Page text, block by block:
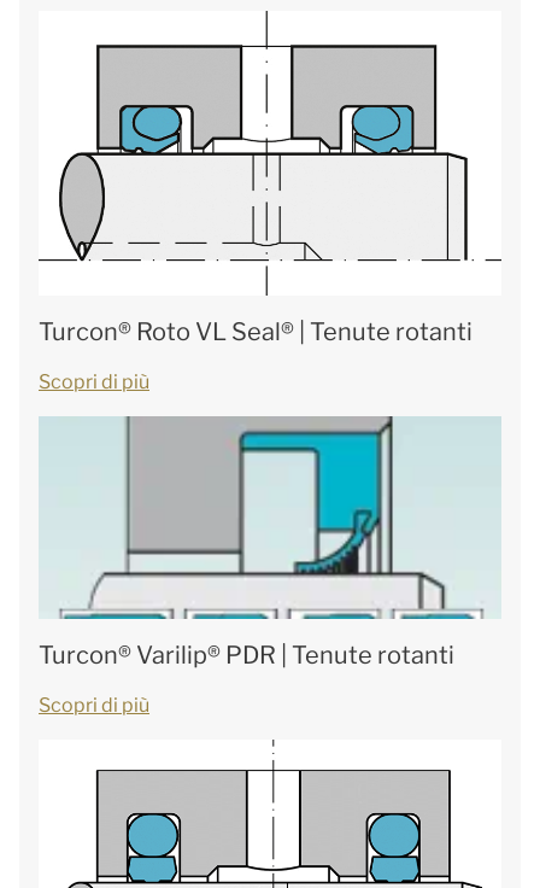
Turcon® Roto VL Seal® | Tenute rotanti
Scopri di più
Turcon® Varilip® PDR | Tenute rotanti
Scopri di più